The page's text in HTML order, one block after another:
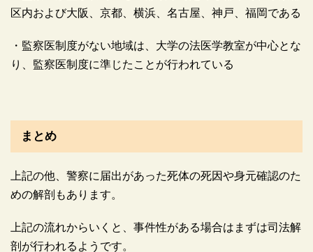
区内および大阪、京都、横浜、名古屋、神戸、福岡である
・監察医制度がない地域は、大学の法医学教室が中心とな
り、監察医制度に準じたことが行われている
まとめ
上記の他、警察に届出があった死体の死因や身元確認のた
めの解剖もあります。
上記の流れからいくと、事件性がある場合はまずは司法解
剖が行われるようです。